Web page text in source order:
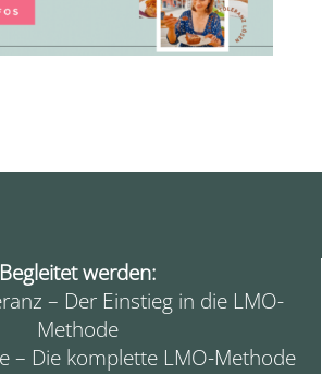
Begleitet werden:
– Der Einstieg in die LMO-
Methode
– Die komplette LMO-Methode